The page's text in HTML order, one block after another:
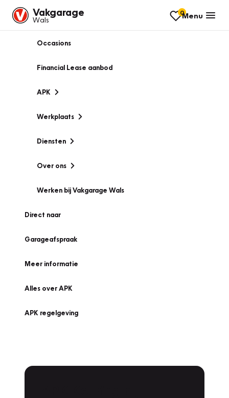
Vakgarage
Wals
0Menu
Occasions
Financial Lease aanbod
APK
Werkplaats
Diensten
Over ons
Werken bij Vakgarage Wals
Direct naar
Garageafspraak
Meer informatie
Alles over APK
APK regelgeving